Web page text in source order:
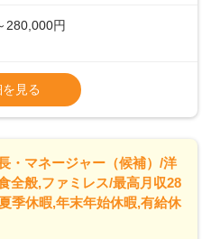
メーション）の取り組みを進
方を提供し、ライフステージ
きやすい環境を整えていま
280,000円
給
応相談①ナショナル社員：月
②エリア社員 ：月給
見る
・マネージャー（候補）/洋
全般,ファミレス/最高月収28
季休暇,年末年始休暇,有給休